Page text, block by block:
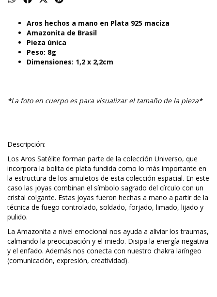
Aros hechos a mano en Plata 925 maciza
Amazonita de Brasil
Pieza única
Peso: 8g
Dimensiones: 1,2 x 2,2cm
*La foto en cuerpo es para visualizar el tamaño de la pieza*
Descripción:
Los Aros Satélite forman parte de la colección Universo, que
incorpora la bolita de plata fundida como lo más importante en
la estructura de los amuletos de esta colección espacial. En este
caso las joyas combinan el símbolo sagrado del círculo con un
cristal colgante. Estas joyas fueron hechas a mano a partir de la
técnica de fuego controlado, soldado, forjado, limado, lijado y
pulido.
La Amazonita a nivel emocional nos ayuda a aliviar los traumas,
calmando la preocupación y el miedo. Disipa la energía negativa
y el enfado. Además nos conecta con nuestro chakra laríngeo
(comunicación, expresión, creatividad).